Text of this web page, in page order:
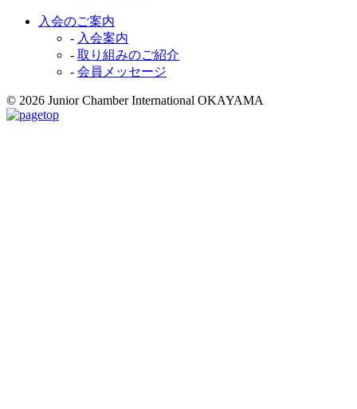
入会のご案内
- 入会案内
- 取り組みのご紹介
- 会員メッセージ
© 2026 Junior Chamber International OKAYAMA